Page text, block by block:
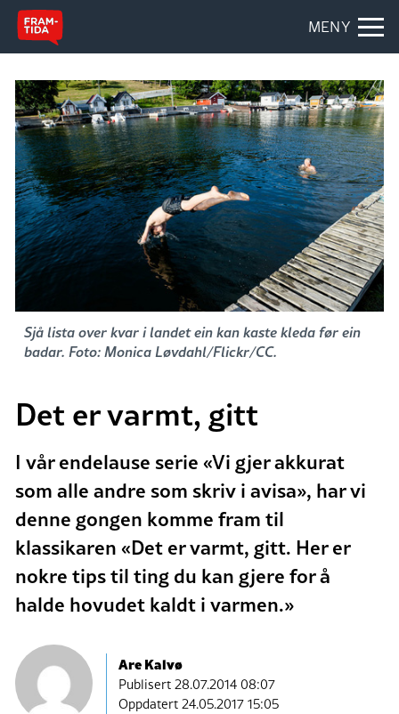
MENY
Sjå lista over kvar i landet ein kan kaste kleda før ein
badar. Foto: Monica Løvdahl/Flickr/CC.
Det er varmt, gitt
I vår endelause serie «Vi gjer akkurat
som alle andre som skriv i avisa», har vi
denne gongen komme fram til
klassikaren «Det er varmt, gitt. Her er
nokre tips til ting du kan gjere for å
halde hovudet kaldt i varmen.»
Are Kalvø
Publisert28.07.2014 08:07
Oppdatert 24.05.2017 15:05